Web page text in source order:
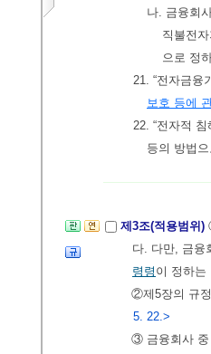
나. 금융회
직불전
으로 정
21. “전자금융
보호 등에
22. “전자적
등의 방법
제3조(적용범위)
다. 다만, 금융
령령 이 정하
②제5장의 규
5. 22.>
③ 금융회사 중